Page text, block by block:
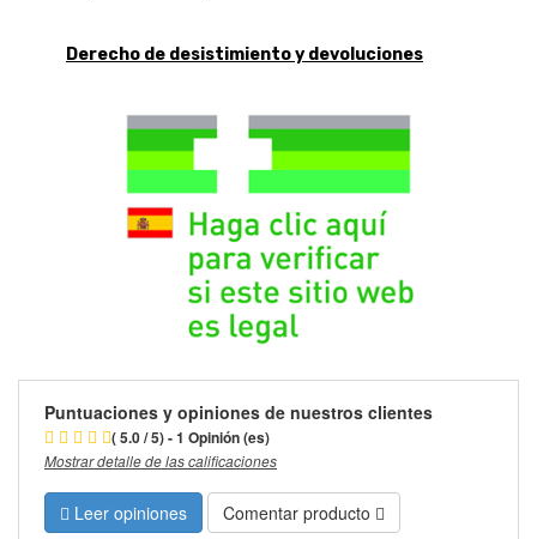
Derecho de desistimiento y devoluciones
Puntuaciones y opiniones de nuestros clientes
( 5.0 / 5) - 1 Opinión (es)
Mostrar detalle de las calificaciones
Leer opiniones Comentar producto